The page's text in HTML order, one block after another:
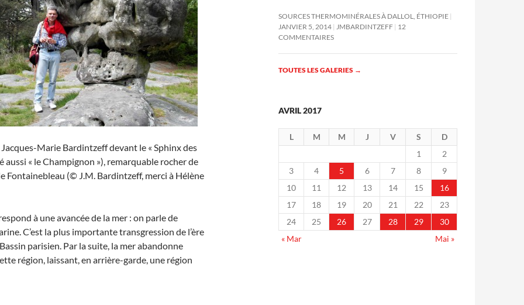
Marie Bardintzeff devant le « Sphinx des
aussi « le Champignon »), remarquable rocher de
Fontainebleau (© J.M. Bardintzeff, merci à Hélène
à une avancée de la mer : on parle de
C’est la plus importante transgression de l’ère
parisien. Par la suite, la mer abandonne
région, laissant, en arrière-garde, une région
SOURCES THERMOMINÉRALES À DALLOL, ÉTHIOPIE
JANVIER 5, 2014
JMBARDINTZEFF 12
COMMENTAIRES
TOUTES LES GALERIES →
AVRIL 2017
L M M J V S
D
1
2
3
4 5 6 7 8
9
10
11 12 13 14 15
16
17
18 19 20 21 22
23
24
25 26 27 28 29
30
« Mar
Mai »